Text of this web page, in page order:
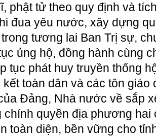
phật tử theo quy định và
đua yêu nước, xây dựng
tương lai Ban Trị sự,
ủng hộ, đồng hành cùng
tục phát huy truyền thống
toàn dân và các tôn giáo
Đảng, Nhà nước về sắp
chính quyền địa phương hai
toàn diện, bền vững cho